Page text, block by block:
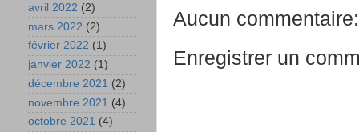
Aucun commentaire:
Enregistrer un
avril 2022 (2)
mars 2022 (2)
février 2022 (1)
janvier 2022 (1)
décembre 2021 (2)
novembre 2021 (4)
octobre 2021 (4)